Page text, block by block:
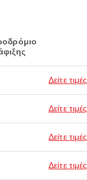
Δείτε τιμές
Δείτε τιμές
Δείτε τιμές
Δείτε τιμές